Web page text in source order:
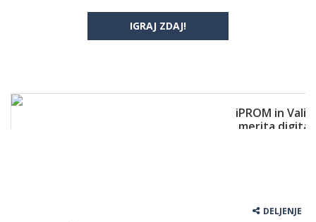
IGRAJ ZDAJ!
DELJENJE